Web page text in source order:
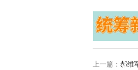
上一篇： 郝维